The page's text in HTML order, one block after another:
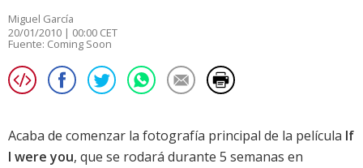
Miguel García
20/01/2010 | 00:00 CET
Fuente: Coming Soon
Acaba de comenzar la fotografía principal de la película If
I were you, que se rodará durante 5 semanas en